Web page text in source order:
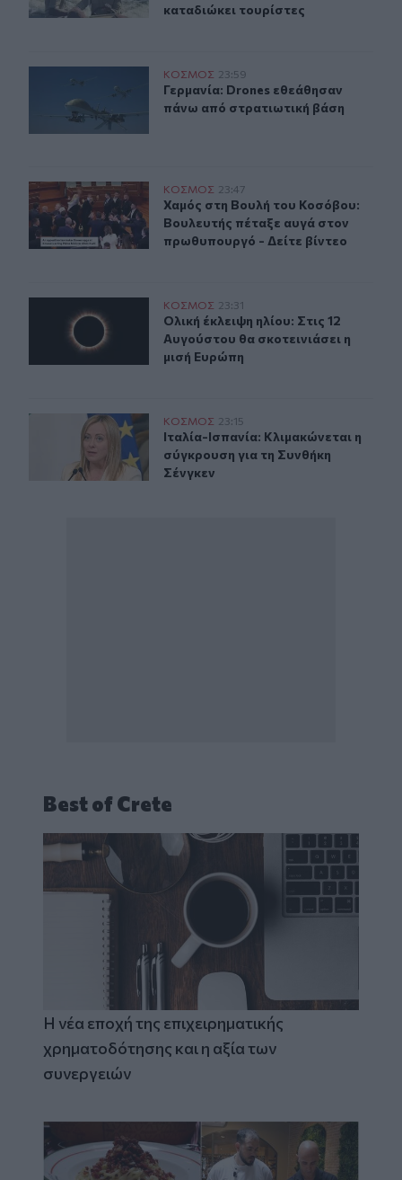
καταδιώκει τουρίστες
Γερμανία: Drones εθεάθησαν πάνω από στρατιωτική
ΚΟΣΜΟΣ 23:59
Γερμανία: Drones εθεάθησαν πάνω
Γερμανία: Drones εθεάθησαν
πάνω από στρατιωτική βάση
Χαμός στη Βουλή του Κοσόβου: Βουλευτής πέταξε
ΚΟΣΜΟΣ 23:47
Χαμός στη Βουλή του Κοσόβου:
Χαμός στη Βουλή του Κοσόβου:
Βουλευτής πέταξε αυγά στον
πρωθυπουργό - Δείτε βίντεο
Ολική έκλειψη ηλίου: Στις 12 Αυγούστου θα
ΚΟΣΜΟΣ 23:31
Ολική έκλειψη ηλίου: Στις 12
Ολική έκλειψη ηλίου: Στις 12
Αυγούστου θα σκοτεινιάσει η
μισή Ευρώπη
Ιταλία-Ισπανία: Κλιμακώνεται η σύγκρουση για τη
ΚΟΣΜΟΣ 23:15
Ιταλία-Ισπανία: Κλιμακώνεται η
Ιταλία-Ισπανία: Κλιμακώνεται η
σύγκρουση για τη Συνθήκη
Σένγκεν
Best of Crete
Η νέα εποχή της επιχειρηματικής
χρηματοδότησης και η αξία των
συνεργειών